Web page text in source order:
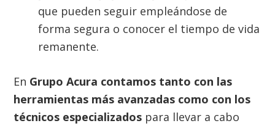
que pueden seguir empleándose de
forma segura o conocer el tiempo de vida
remanente.
En Grupo Acura contamos tanto con las
herramientas más avanzadas como con los
técnicos especializados para llevar a cabo